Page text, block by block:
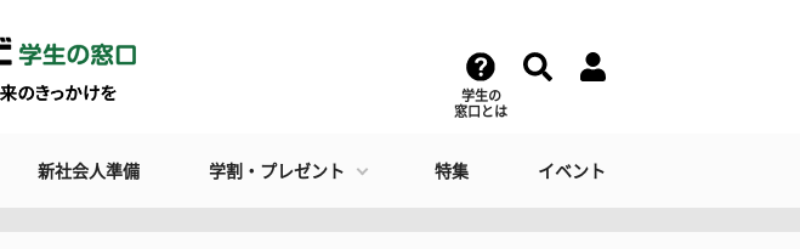
学生の
窓口とは
新社会人準備 学割・プレゼント 特集 イベント